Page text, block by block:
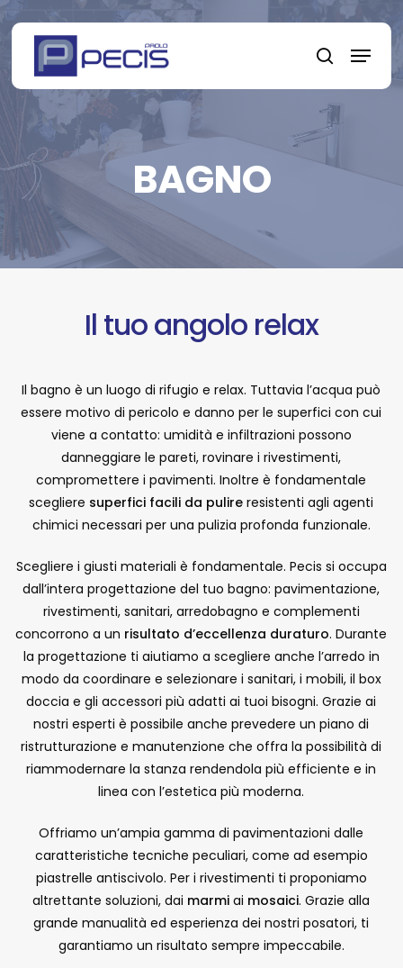
Skip
to
content
search
Menu
BAGNO
Il tuo angolo relax
Il bagno è un luogo di rifugio e relax. Tuttavia l’acqua può
essere motivo di pericolo e danno per le superfici con cui
viene a contatto: umidità e infiltrazioni possono
danneggiare le pareti, rovinare i rivestimenti,
compromettere i pavimenti. Inoltre è fondamentale
scegliere superfici facili da pulire resistenti agli agenti
chimici necessari per una pulizia profonda funzionale.
Scegliere i giusti materiali è fondamentale. Pecis si occupa
dall’intera progettazione del tuo bagno: pavimentazione,
rivestimenti, sanitari, arredobagno e complementi
concorrono a un risultato d’eccellenza duraturo. Durante
la progettazione ti aiutiamo a scegliere anche l’arredo in
modo da coordinare e selezionare i sanitari, i mobili, il box
doccia e gli accessori più adatti ai tuoi bisogni. Grazie ai
nostri esperti è possibile anche prevedere un piano di
ristrutturazione e manutenzione che offra la possibilità di
riammodernare la stanza rendendola più efficiente e in
linea con l’estetica più moderna.
Offriamo un’ampia gamma di pavimentazioni dalle
caratteristiche tecniche peculiari, come ad esempio
piastrelle antiscivolo. Per i rivestimenti ti proponiamo
altrettante soluzioni, dai marmi ai mosaici. Grazie alla
grande manualità ed esperienza dei nostri posatori, ti
garantiamo un risultato sempre impeccabile.